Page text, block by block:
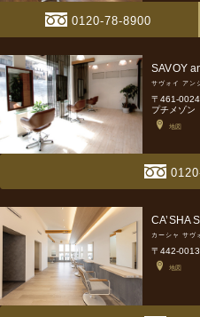
0120-78-8900
SAVOY
サヴォイ アン
〒461-
プチメゾン
地図
CA’SHA
カーシャ サヴ
〒442-
地図